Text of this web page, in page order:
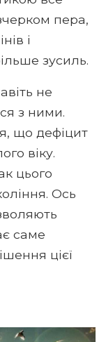
пера,
і
зусиль.
не
з ними.
що дефіцит
віку.
цього
Ось
саме
цієї